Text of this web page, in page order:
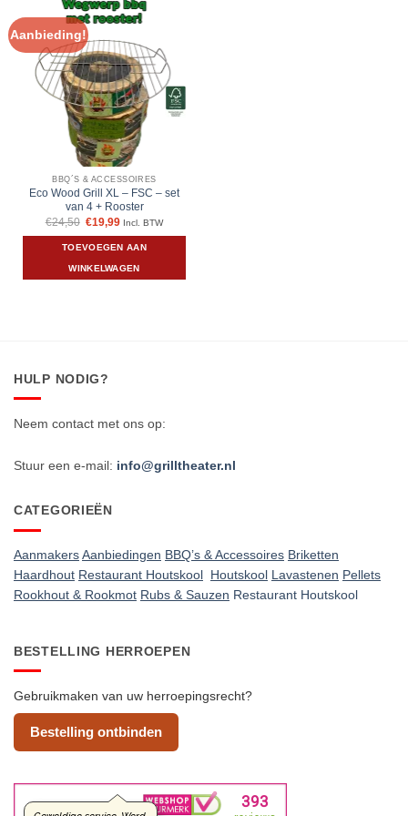
Aanbieding!
BBQ´S & ACCESSOIRES
Eco Wood Grill XL – FSC – set
van 4 + Rooster
€24,50 Oorspronkelijke
prijs
was:
€24,50.
€19,99Huidige
is:
€19,99.
Incl. BTW
TOEVOEGEN AAN
WINKELWAGEN
HULP NODIG?
Neem contact met ons op:
Stuur een e-mail: info@grilltheater.nl
CATEGORIEËN
AanmakersAanbiedingen BBQ’s & Accessoires Briketten
Haardhout Restaurant Houtskool Houtskool Lavastenen Pellets
Rookhout & Rookmot Rubs & Sauzen Restaurant Houtskool
BESTELLING HERROEPEN
Gebruikmaken van uw herroepingsrecht?
Bestelling ontbinden